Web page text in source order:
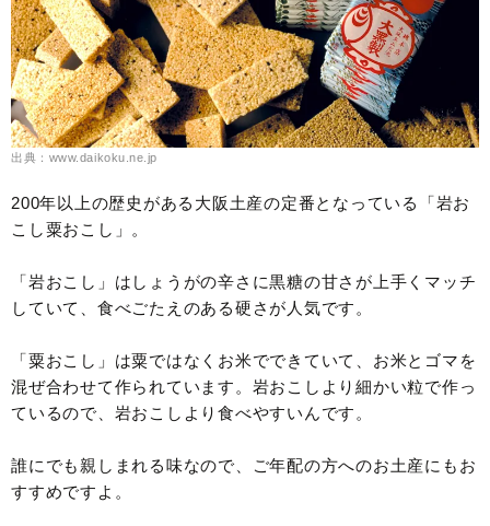
出典：www.daikoku.ne.jp
200年以上の歴史がある大阪土産の定番となっている「岩お
こし粟おこし」。
「岩おこし」はしょうがの辛さに黒糖の甘さが上手くマッチ
していて、食べごたえのある硬さが人気です。
「粟おこし」は粟ではなくお米でできていて、お米とゴマを
混ぜ合わせて作られています。岩おこしより細かい粒で作っ
ているので、岩おこしより食べやすいんです。
誰にでも親しまれる味なので、ご年配の方へのお土産にもお
すすめですよ。